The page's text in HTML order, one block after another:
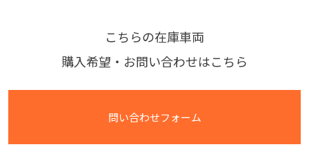
こちらの在庫車両
購入希望・お問い合わせはこちら
問い合わせフォーム